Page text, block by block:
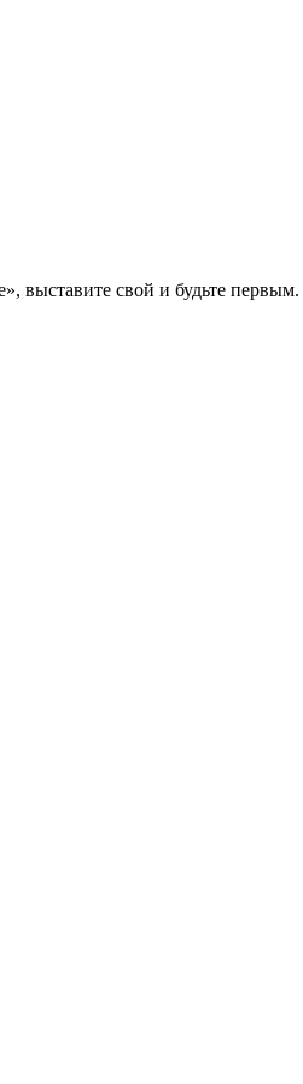
выставите свой и будьте первым.